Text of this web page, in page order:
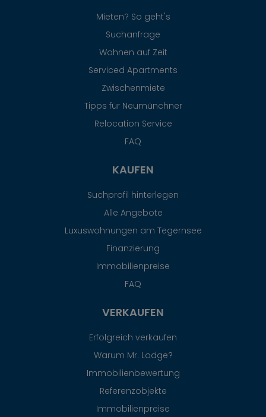
Mieten? So geht's
Suchanfrage
Wohnen auf Zeit
Serviced Apartments
Zwischenmiete
Tipps für Neumünchner
Relocation Service
FAQ
KAUFEN
Suchprofil hinterlegen
Alle Angebote
Luxuswohnungen am Tegernsee
Finanzierung
Immobilienpreise
FAQ
VERKAUFEN
Erfolgreich verkaufen
Warum Mr. Lodge?
Immobilienbewertung
Referenzobjekte
Immobilienpreise